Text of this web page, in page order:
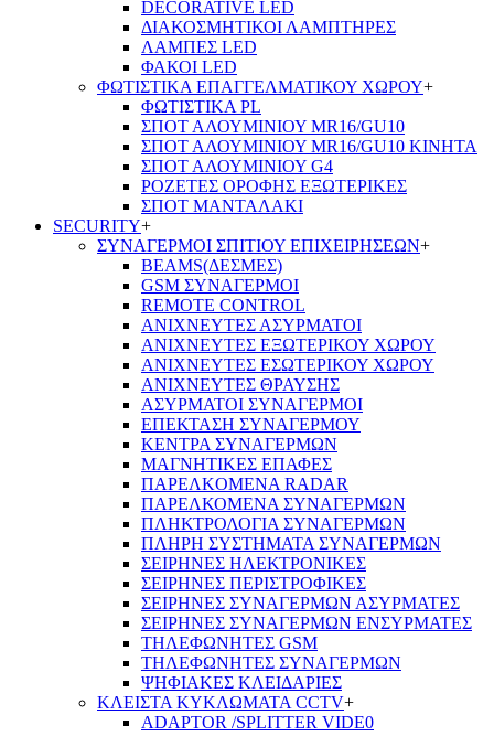
DECORATIVE LED
ΔΙΑΚΟΣΜΗΤΙΚΟΙ ΛΑΜΠΤΗΡΕΣ
ΛΑΜΠΕΣ LED
ΦΑΚΟΙ LED
ΦΩΤΙΣΤΙΚΑ ΕΠΑΓΓΕΛΜΑΤΙΚΟΥ ΧΩΡΟΥ+
ΦΩΤΙΣΤΙΚΑ PL
ΣΠΟΤ ΑΛΟΥΜΙΝΙΟΥ MR16/GU10
ΣΠΟΤ ΑΛΟΥΜΙΝΙΟΥ MR16/GU10 ΚΙΝΗΤΑ
ΣΠΟΤ ΑΛΟΥΜΙΝΙΟΥ G4
ΡΟΖΕΤΕΣ ΟΡΟΦΗΣ ΕΞΩΤΕΡΙΚΕΣ
ΣΠΟΤ ΜΑΝΤΑΛΑΚΙ
SECURITY+
ΣΥΝΑΓΕΡΜΟΙ ΣΠΙΤΙΟΥ ΕΠΙΧΕΙΡΗΣΕΩΝ+
BEAMS(ΔΕΣΜΕΣ)
GSM ΣΥΝΑΓΕΡΜΟΙ
REMOTE CONTROL
ΑΝΙΧΝΕΥΤΕΣ ΑΣΥΡΜΑΤΟΙ
ΑΝΙΧΝΕΥΤΕΣ ΕΞΩΤΕΡΙΚΟΥ ΧΩΡΟΥ
ΑΝΙΧΝΕΥΤΕΣ ΕΣΩΤΕΡΙΚΟΥ ΧΩΡΟΥ
ΑΝΙΧΝΕΥΤΕΣ ΘΡΑΥΣΗΣ
ΑΣΥΡΜΑΤΟΙ ΣΥΝΑΓΕΡΜΟΙ
ΕΠΕΚΤΑΣΗ ΣΥΝΑΓΕΡΜΟΥ
ΚΕΝΤΡΑ ΣΥΝΑΓΕΡΜΩΝ
ΜΑΓΝΗΤΙΚΕΣ ΕΠΑΦΕΣ
ΠΑΡΕΛΚOΜΕΝΑ RADAR
ΠΑΡΕΛΚΟΜΕΝΑ ΣΥΝΑΓΕΡΜΩΝ
ΠΛΗΚΤΡΟΛΟΓΙΑ ΣΥΝΑΓΕΡΜΩΝ
ΠΛΗΡΗ ΣΥΣΤΗΜΑΤΑ ΣΥΝΑΓΕΡΜΩΝ
ΣΕΙΡΗΝΕΣ ΗΛΕΚΤΡΟΝΙΚΕΣ
ΣΕΙΡΗΝΕΣ ΠΕΡΙΣΤΡΟΦΙΚΕΣ
ΣΕΙΡΗΝΕΣ ΣΥΝΑΓΕΡΜΩΝ ΑΣΥΡΜΑΤΕΣ
ΣΕΙΡΗΝΕΣ ΣΥΝΑΓΕΡΜΩΝ ΕΝΣΥΡΜΑΤΕΣ
ΤΗΛΕΦΩΝΗΤΕΣ GSM
ΤΗΛΕΦΩΝΗΤΕΣ ΣΥΝΑΓΕΡΜΩΝ
ΨΗΦΙΑΚΕΣ ΚΛΕΙΔΑΡΙΕΣ
ΚΛΕΙΣΤΑ ΚΥΚΛΩΜΑΤΑ CCTV+
ADAPTOR /SPLITTER VIDE0